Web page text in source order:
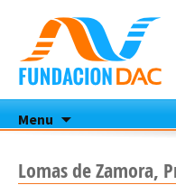
Menu
Skip
to
Lomas de Zamora,